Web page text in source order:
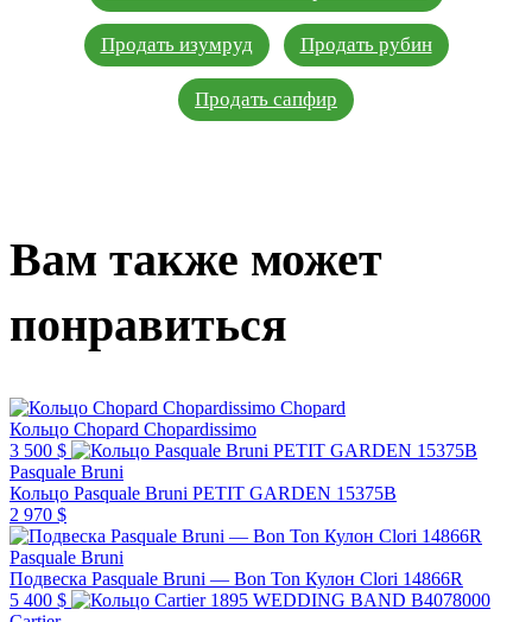
Продать изумруд Продать рубин
Продать сапфир
Вам также может
понравиться
Chopard
Кольцо Chopard Chopardissimo
3 500 $
Pasquale Bruni
Кольцо Pasquale Bruni PETIT GARDEN 15375B
2 970 $
Pasquale Bruni
Подвеска Pasquale Bruni — Bon Ton Кулон Clori 14866R
5 400 $